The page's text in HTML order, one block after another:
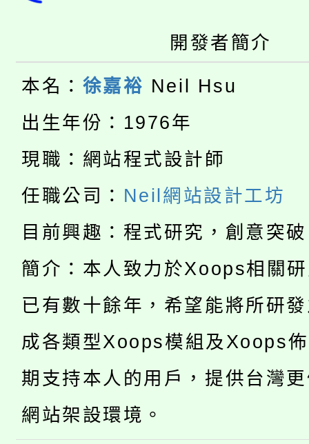
桃園市115學年度學生
生本土語及新住民語歌
公告本校115學年度第
代理(課)教師甄選結果(
公告本校115學年度第
代理(課)教師甄選結果(
轉知中國文化大學推廣
《TA101》溝通分析基
程，歡迎學生輔導中心
心理、諮商輔導、社會
系所師生報名參加。
淨零綠生活教案入校路
會
115年食農教育專業人
程
學期銜接期間理賠案件
學籍身 分審查程序及
版
「2026金融保險知識
桃園市115學年度學生
生本土語及新住民語歌
公告本校115學年度第
開發者簡介
本名： 徐嘉裕 Neil Hsu
出生年份：1976年
現職：網站程式設計師
任職公司： Neil網站設計工坊
目前興趣：程式研究，創意突
簡介：本人致力於Xoops相關
已有數十餘年，希望能將所研
成各類型Xoops模組及Xoops
期支持本人的用戶，提供台灣
網站架設環境。